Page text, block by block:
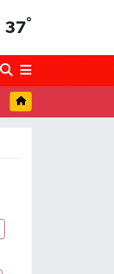
37°